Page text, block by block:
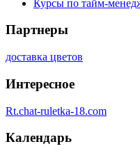
Курсы по тайм-
Партнеры
доставка цветов
Интересное
Rt.chat-ruletka-18.com
Календарь